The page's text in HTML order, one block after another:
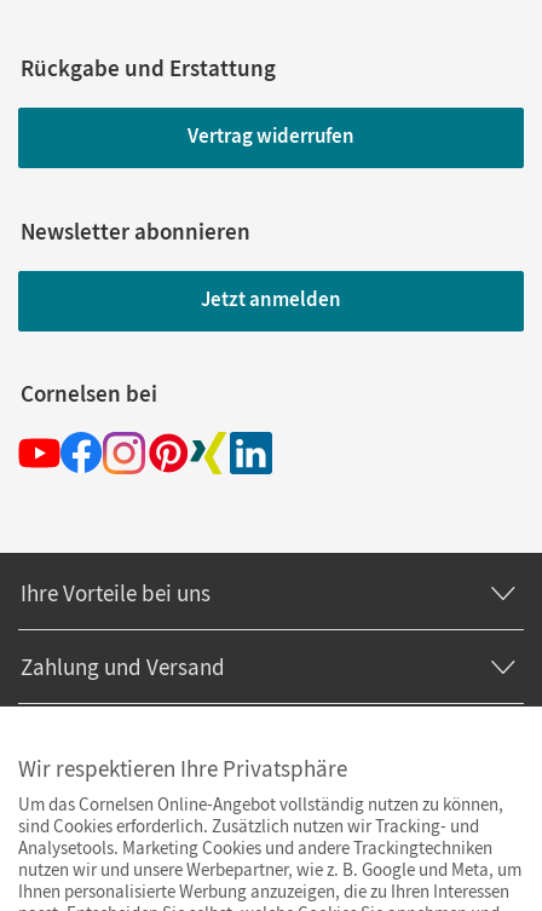
Rückgabe und Erstattung
Vertrag widerrufen
Newsletter abonnieren
Jetzt anmelden
Cornelsen bei
Ihre Vorteile bei uns
Zahlung und Versand
Wir respektieren Ihre Privatsphäre
Um das Cornelsen Online-Angebot vollständig nutzen zu können,
sind Cookies erforderlich. Zusätzlich nutzen wir Tracking- und
Analysetools. Marketing Cookies und andere Trackingtechniken
nutzen wir und unsere Werbepartner, wie z. B. Google und Meta, um
Ihnen personalisierte Werbung anzuzeigen, die zu Ihren Interessen